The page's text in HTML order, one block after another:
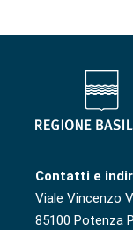
Contatti e
Viale Vincenzo
85100 Potenza